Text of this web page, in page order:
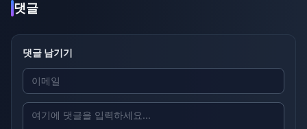
댓글
댓글 남기기